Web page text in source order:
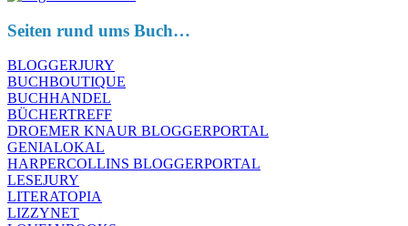
Seiten rund ums Buch…
BLOGGERJURY
BUCHBOUTIQUE
BUCHHANDEL
BÜCHERTREFF
DROEMER KNAUR BLOGGERPORTAL
GENIALOKAL
HARPERCOLLINS BLOGGERPORTAL
LESEJURY
LITERATOPIA
LIZZYNET